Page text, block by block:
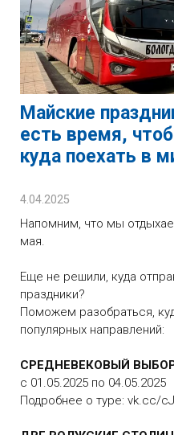
Майские
есть время,
куда поехать в
4.04.2025
Напомним, что мы
мая.
Еще не решили, куда
праздники?
Поможем разобраться,
популярных направлений:
СРЕДНЕВЕКОВЫЙ
с 01.05.2025 по 04.05.2025
Подробнее о туре: vk.cc/